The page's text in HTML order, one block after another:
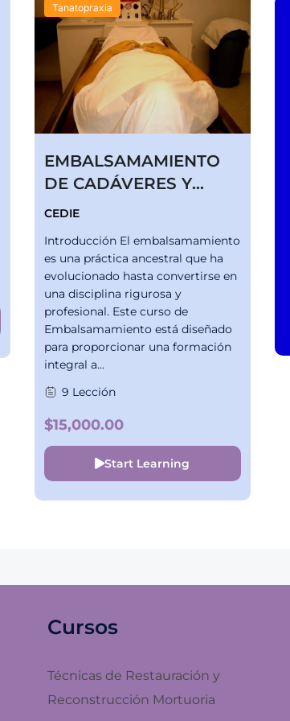
Tanatopraxia
EMBALSAMAMIENTO
DE CADÁVERES Y
ESTÉTICA MORTUORIA
CEDIE
Introducción El embalsamamiento
es una práctica ancestral que ha
evolucionado hasta convertirse en
una disciplina rigurosa y
profesional. Este curso de
Embalsamamiento está diseñado
para proporcionar una formación
integral a...
9 Lección
$15,000.00
Start Learning
Cursos
Técnicas de Restauración y
Reconstrucción Mortuoria